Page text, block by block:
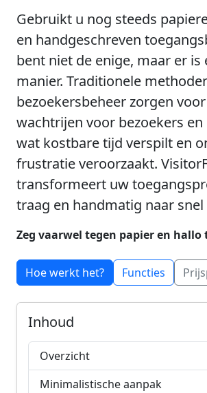
Gebruikt u nog steeds
en handgeschreven
bent niet de enige, maar er is
manier. Traditionele
bezoekersbeheer zorgen
wachtrijen voor bezoekers en
wat kostbare tijd verspilt en
frustratie veroorzaakt.
transformeert uw
traag en handmatig naar
Zeg vaarwel tegen papier en hallo
Hoe werkt het? Functies
Inhoud
Overzicht
Minimalistische aanpak